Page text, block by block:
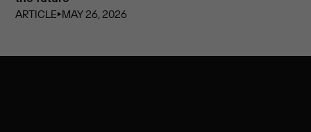
ARTICLE⏵MAY 26, 2026